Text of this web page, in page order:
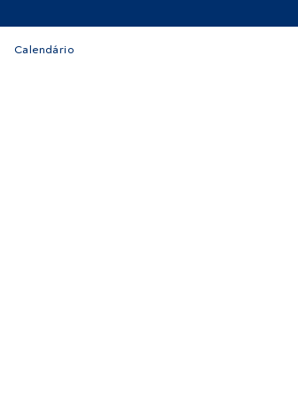
Calendário